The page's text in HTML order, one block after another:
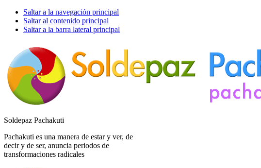
Saltar a la navegación principal
Saltar al contenido principal
Saltar a la barra lateral principal
Soldepaz Pachakuti
Pachakuti es una manera de estar y ver, de
decir y de ser, anuncia periodos de
transformaciones radicales